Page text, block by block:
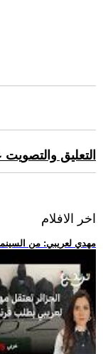
التعليق
اخر الافلام
.. مهدي لعريبي: من